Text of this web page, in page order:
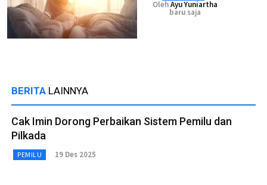
OlehAyu Yuniartha
baru saja
BERITA LAINNYA
Cak Imin Dorong Perbaikan Sistem Pemilu dan
Pilkada
PEMILU 19 Des 2025